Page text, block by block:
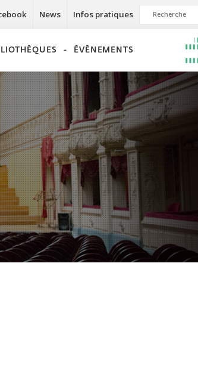
News Infos pratiques
ÉVÈNEMENTS